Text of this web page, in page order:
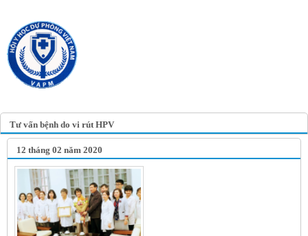
Tư vấn bệnh do vi rút HPV
12 tháng 02 năm 2020